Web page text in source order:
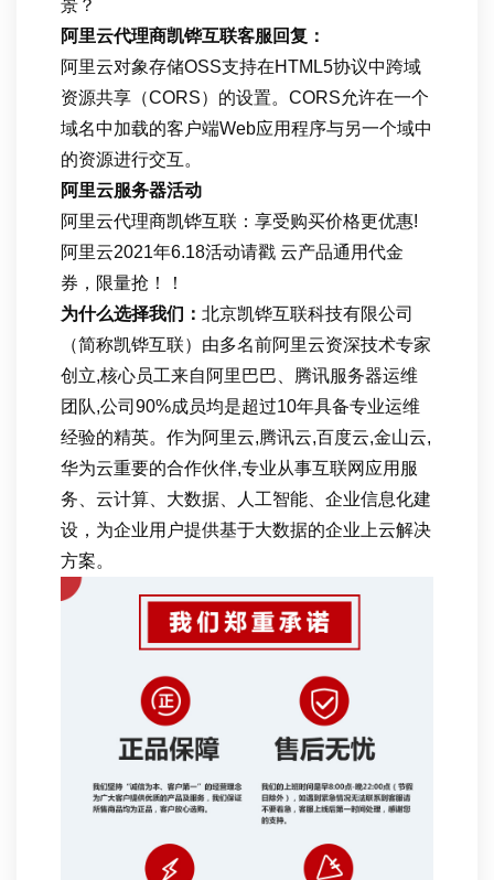
景？
阿里云代理商凯铧互联客服回复：
阿里云对象存储OSS支持在HTML5协议中跨域
资源共享（CORS）的设置。CORS允许在一个
域名中加载的客户端Web应用程序与另一个域中
的资源进行交互。
阿里云服务器活动
阿里云代理商凯铧互联：享受购买价格更优惠!
阿里云2021年6.18活动请戳 云产品通用代金
券，限量抢！！
为什么选择我们： 北京凯铧互联科技有限公司
（简称凯铧互联）由多名前阿里云资深技术专家
创立,核心员工来自阿里巴巴、腾讯服务器运维
团队,公司90%成员均是超过10年具备专业运维
经验的精英。作为阿里云,腾讯云,百度云,金山云,
华为云重要的合作伙伴,专业从事互联网应用服
务、云计算、大数据、人工智能、企业信息化建
设，为企业用户提供基于大数据的企业上云解决
方案。